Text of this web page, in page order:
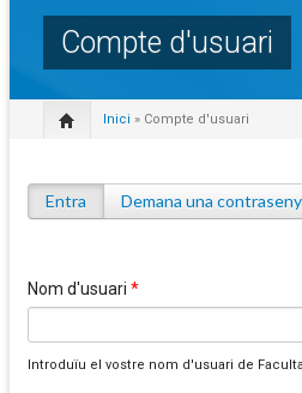
Compte d'usuari
Inici » Compte d'usuari
Pestanyes primàries
Entra (pestanya activa)
Demana una
Nom d'usuari *
Introduïu el vostre nom d'usuari de